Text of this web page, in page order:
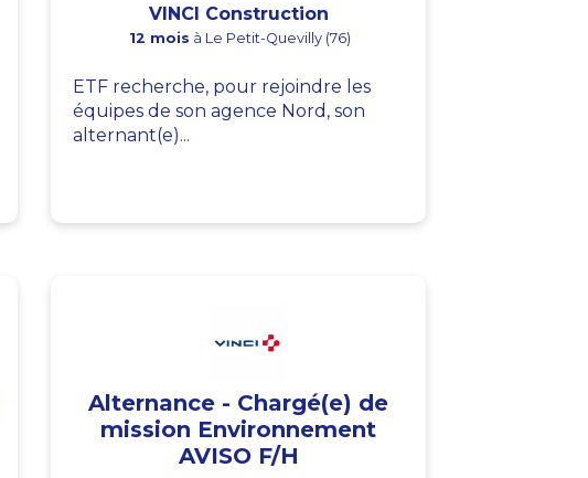
VINCI Construction
12 mois à Le Petit-Quevilly (76)
ETF recherche, pour rejoindre les
équipes de son agence Nord, son
alternant(e)...
Alternance - Chargé(e) de
mission Environnement
AVISO F/H